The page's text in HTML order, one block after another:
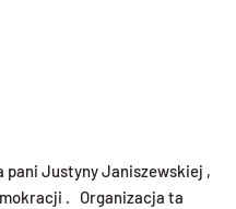
pani Justyny Janiszewskiej ,
. Organizacja ta